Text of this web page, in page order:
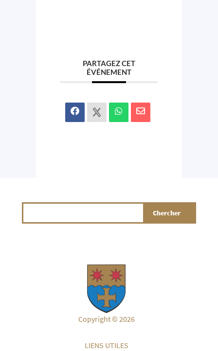
PARTAGEZ CET
ÉVÉNEMENT
Copyright © 2026
LIENS UTILES